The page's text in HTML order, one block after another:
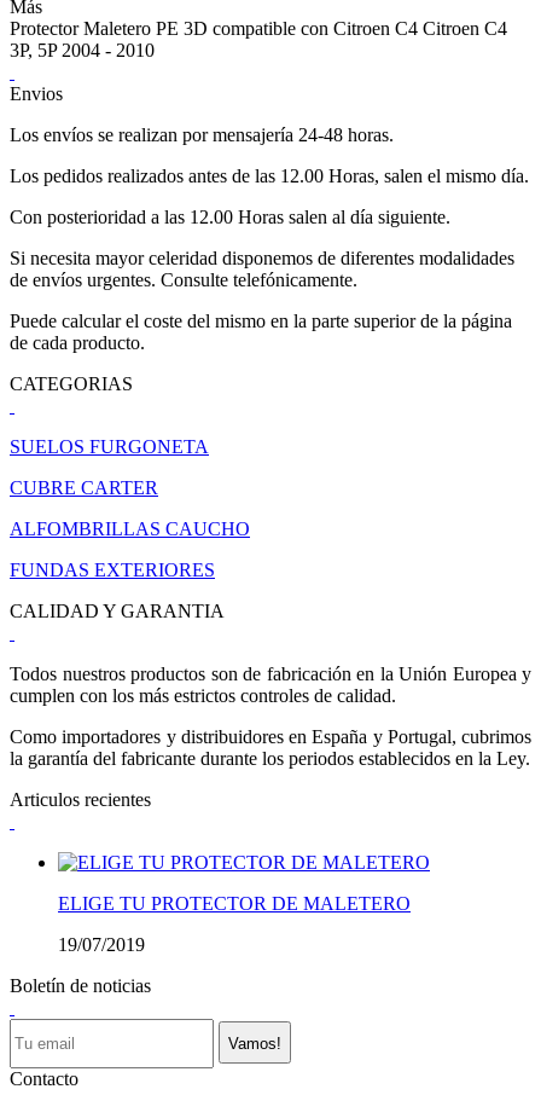
Más
Protector Maletero PE 3D compatible con Citroen C4 Citroen C4
3P, 5P 2004 - 2010
Envios
Los envíos se realizan por mensajería 24-48 horas.
Los pedidos realizados antes de las 12.00 Horas, salen el mismo día.
Con posterioridad a las 12.00 Horas salen al día siguiente.
Si necesita mayor celeridad disponemos de diferentes modalidades
de envíos urgentes. Consulte telefónicamente.
Puede calcular el coste del mismo en la parte superior de la página
de cada producto.
CATEGORIAS
SUELOS FURGONETA
CUBRE CARTER
ALFOMBRILLAS CAUCHO
FUNDAS EXTERIORES
CALIDAD Y GARANTIA
Todos nuestros productos son de fabricación en la Unión Europea y
cumplen con los más estrictos controles de calidad.
Como importadores y distribuidores en España y Portugal, cubrimos
la garantía del fabricante durante los periodos establecidos en la Ley.
Articulos recientes
ELIGE TU PROTECTOR DE MALETERO
19/07/2019
Boletín de noticias
Vamos!
Contacto